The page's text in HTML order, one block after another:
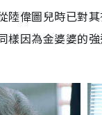
陸偉圖兒時已對
樣因為金婆婆的